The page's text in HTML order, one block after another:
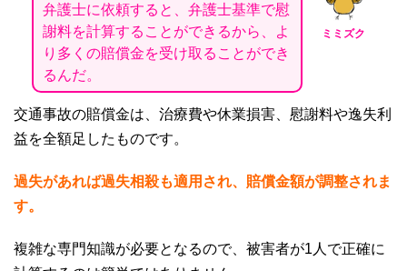
ミミズク
弁護士に依頼すると、弁護士基準で慰
謝料を計算することができるから、よ
り多くの賠償金を受け取ることができ
るんだ。
交通事故の賠償金は、治療費や休業損害、慰謝料や逸失利
益を全額足したものです。
過失があれば過失相殺も適用され、賠償金額が調整されま
す。
複雑な専門知識が必要となるので、被害者が1 人で正確に